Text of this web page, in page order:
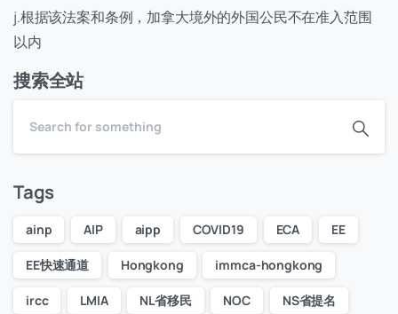
j.根据该法案和条例，加拿大境外的外国公民不在准入范围
以内
搜索全站
Tags
ainp AIP aipp COVID19 ECA EE
EE快速通道 Hongkong immca-hongkong
ircc LMIA NL省移民 NOC NS省提名